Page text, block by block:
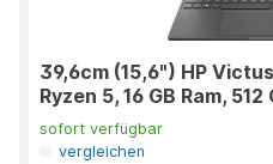
39,6cm (15,6") HP
Ryzen 5, 16 GB Ram,
sofort verfügbar
vergleichen